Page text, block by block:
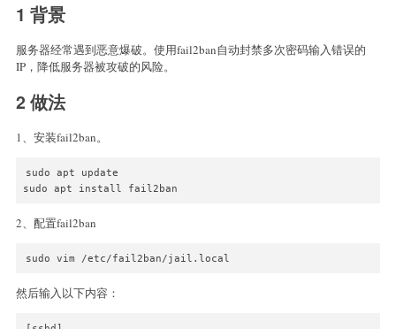
1 背景
服务器经常遇到恶意爆破。使用fail2ban自动封禁多次密码输入错误的
IP，降低服务器被攻破的风险。
2 做法
1、安装fail2ban。
sudo apt update
sudo apt install fail2ban
2、配置fail2ban
sudo vim /etc/fail2ban/jail.local
然后输入以下内容：